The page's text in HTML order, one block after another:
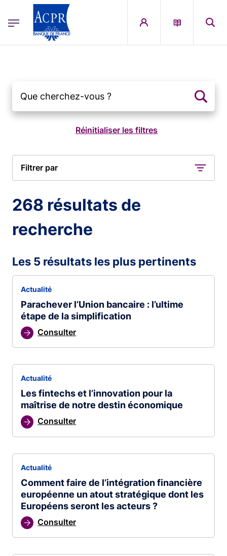
ACPR Menu Principal (French)
Filtrer par
268 résultats de
recherche
Les 5 résultats les plus pertinents
Parachever l’Union bancaire : l’ultime
étape de la simplification
Actualité
Consulter
Les fintechs et l’innovation pour la
maîtrise de notre destin économique
Actualité
Consulter
Comment faire de l’intégration financière
européenne un atout stratégique dont les
Européens seront les acteurs ?
Actualité
Consulter